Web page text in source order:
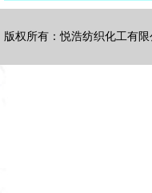
版权所有：悦浩纺织化工有限